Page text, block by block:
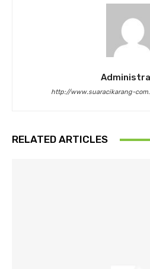
http://www.suaracikarang-
RELATED ARTICLES